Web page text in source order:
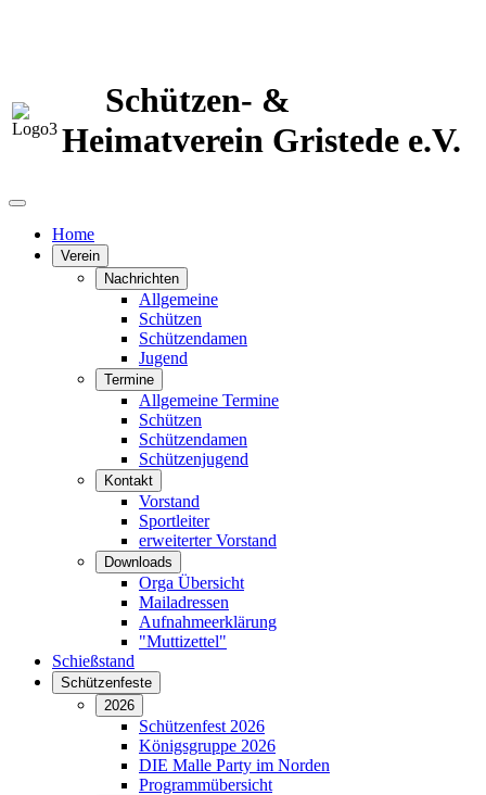
Schützen- &
Heimatverein Gristede e.V.
Home
Verein
Nachrichten
Allgemeine
Schützen
Schützendamen
Jugend
Termine
Allgemeine Termine
Schützen
Schützendamen
Schützenjugend
Kontakt
Vorstand
Sportleiter
erweiterter Vorstand
Downloads
Orga Übersicht
Mailadressen
Aufnahmeerklärung
"Muttizettel"
Schießstand
Schützenfeste
2026
Schützenfest 2026
Königsgruppe 2026
DIE Malle Party im Norden
Programmübersicht